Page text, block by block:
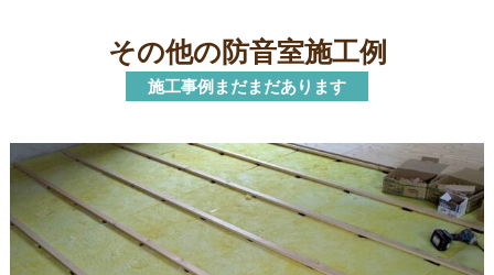
その他の防音室施工例
施工事例まだまだあります